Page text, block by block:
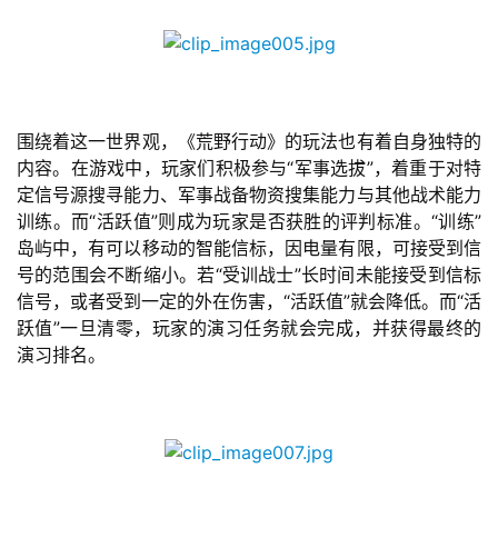
手
机
游
戏
单
机
游
围绕着这一世界观，《荒野行动》的玩法也有着自身独特的
内容。在游戏中，玩家们积极参与“军事选拔”，着重于对特
定信号源搜寻能力、军事战备物资搜集能力与其他战术能力
训练。而“活跃值”则成为玩家是否获胜的评判标准。“训练”
岛屿中，有可以移动的智能信标，因电量有限，可接受到信
号的范围会不断缩小。若“受训战士”长时间未能接受到信标
信号，或者受到一定的外在伤害，“活跃值”就会降低。而“活
跃值”一旦清零，玩家的演习任务就会完成，并获得最终的
演习排名。